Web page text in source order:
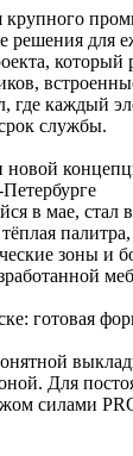
решения для
который
где каждый
службы.
в мае, стал
зоны и
готовая
Для
силами